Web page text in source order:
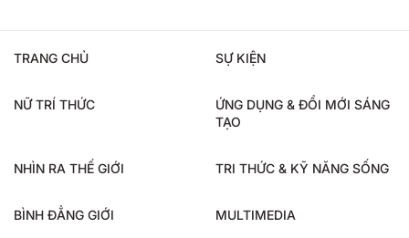
TRANG CHỦ SỰ KIỆN
NỮ TRÍ THỨC
ỨNG DỤNG & ĐỔI MỚI SÁNG
TẠO
NHÌN RA THẾ GIỚI TRI THỨC & KỸ NĂNG SỐNG
BÌNH ĐẲNG GIỚI MULTIMEDIA